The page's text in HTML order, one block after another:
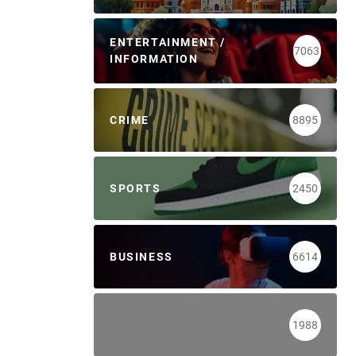
ENTERTAINMENT /
INFORMATION
7063
CRIME 8895
SPORTS 2450
BUSINESS 6614
1988